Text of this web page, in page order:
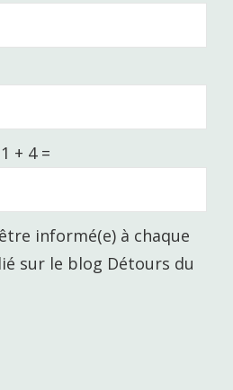
+ 4 =
informé(e) à chaque
sur le blog Détours du